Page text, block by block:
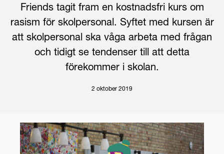
Friends tagit fram en kostnadsfri kurs om
rasism för skolpersonal. Syftet med kursen är
att skolpersonal ska våga arbeta med frågan
och tidigt se tendenser till att detta
förekommer i skolan.
2 oktober 2019